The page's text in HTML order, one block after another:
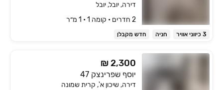
דירה, יובל, יובל
2 חדרים • קומה ‎1‏ • 1 מ״ר
3 כיווני אוויר חניה חדש מקבלן
₪ 2,300
יוסף שפרינצק 47
דירה, שיכון א', קרית שמונה